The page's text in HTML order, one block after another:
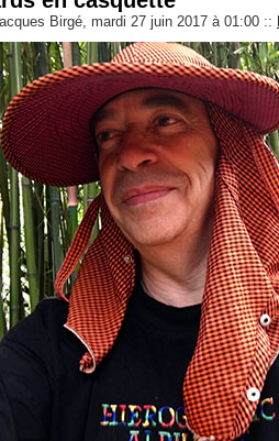
Birgé, mardi 27 juin 2017 à 01:00 ::